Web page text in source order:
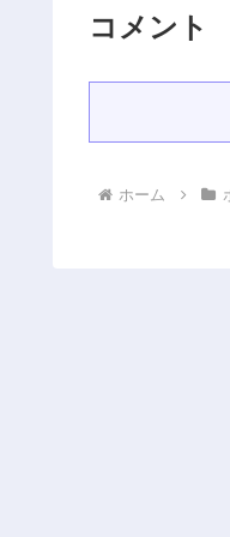
コメント
ホーム